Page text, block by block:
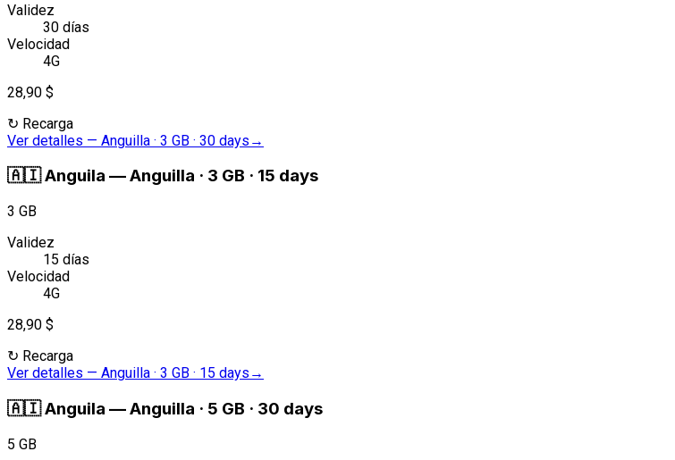
Validez
30 días
Velocidad
4G
28,90 $
↻ Recarga
Ver detalles — Anguilla · 3 GB · 30 days →
🇦🇮Anguila —Anguilla · 3 GB · 15 days
3 GB
Validez
15 días
Velocidad
4G
28,90 $
↻ Recarga
Ver detalles — Anguilla · 3 GB · 15 days →
🇦🇮Anguila —Anguilla · 5 GB · 30 days
5 GB